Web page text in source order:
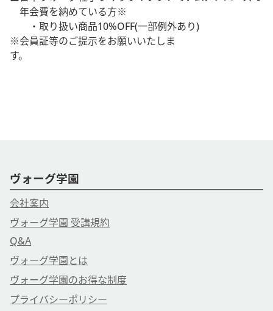
年会費を納めている方※
・取り扱い商品10%OFF(一部例外あり)
※会員証等のご提示をお願いいたしま
す。
ヴォーグ学園
会社案内
ヴォーグ学園 受講規約
Q&A
ヴォーグ学園とは
ヴォーグ学園のお得な制度
プライバシーポリシー